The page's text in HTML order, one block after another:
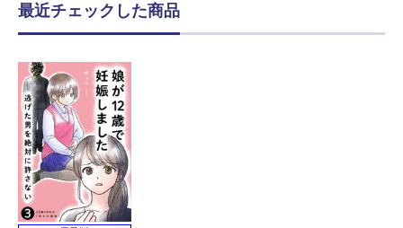
最近チェックした商品